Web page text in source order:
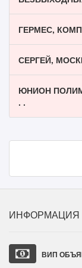
ГЕРМЕС,
СЕРГЕЙ,
ЮНИОН
. .
ИНФОРМАЦИЯ
ВИП